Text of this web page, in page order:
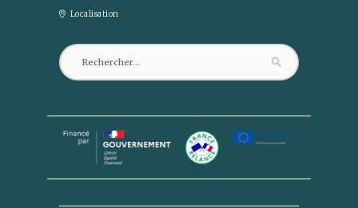
Localisation
Rechercher :